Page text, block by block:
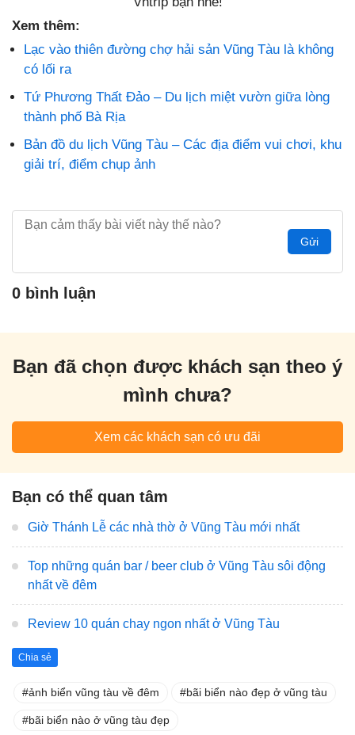
Xem thêm:
Lạc vào thiên đường chợ hải sản Vũng Tàu là không
có lối ra
Tứ Phương Thất Đảo – Du lịch miệt vườn giữa lòng
thành phố Bà Rịa
Bản đồ du lịch Vũng Tàu – Các địa điểm vui chơi, khu
giải trí, điểm chụp ảnh
Gửi
0 bình luận
Bạn đã chọn được khách sạn theo ý
mình chưa?
Xem các khách sạn có ưu đãi
Bạn có thể quan tâm
Giờ Thánh Lễ các nhà thờ ở Vũng Tàu mới nhất
Top những quán bar / beer club ở Vũng Tàu sôi động
nhất về đêm
Review 10 quán chay ngon nhất ở Vũng Tàu
Chia sẻ
ảnh biển vũng tàu về đêm bãi biển nào đẹp ở vũng tàu
bãi biển nào ở vũng tàu đẹp